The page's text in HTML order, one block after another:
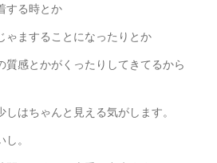
する時とか
ゃますることになったりとか
質感とかがくったりしてきてるから
はちゃんと見える気がします。
。